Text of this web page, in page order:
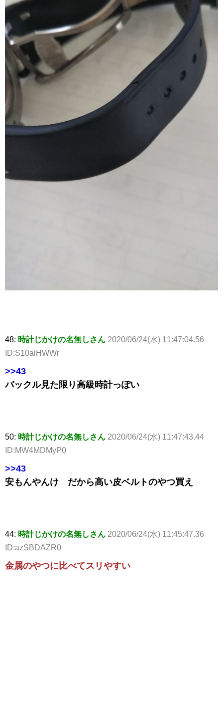
48: 時計じかけの名無しさん 2020/06/24(水) 11:47:04.56
ID:S10aiHWWr
>>43
バックル見た限り高級時計っぽい
50: 時計じかけの名無しさん 2020/06/24(水) 11:47:43.44
ID:MW4MDMyP0
>>43
安もんやんけ だから高い皮ベルトのやつ買え
44: 時計じかけの名無しさん 2020/06/24(水) 11:45:47.36
ID:azSBDAZR0
金属のやつに比べてスリやすい